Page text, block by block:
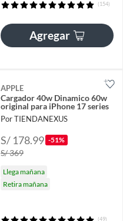
(154)
Agregar
APPLE
Cargador 40w Dinamico 60w
original para iPhone 17 series
Por TIENDANEXUS
S/ 178.99 -51%
S/ 369
Llega mañana
Retira mañana
(49)